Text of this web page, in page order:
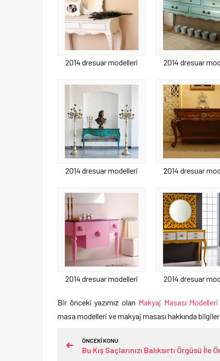
2014 dresuar modelleri 2014 dresuar
2014 dresuar modelleri 2014 dresuar
2014 dresuar modelleri 2014 dresuar
Bir önceki yazımız olan Makyaj Masası
masa modelleri ve makyaj masası hakkında
ÖNCEKİ KONU
Bu Kış Saçlarınızı Balıksırtı Örgüsü İle